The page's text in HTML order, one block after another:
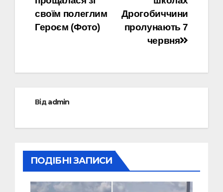
Дрогобиччини
пролунають 7
червня
своїм полеглим
Героєм (Фото)
Відadmin
ПОДІБНІ ЗАПИСИ